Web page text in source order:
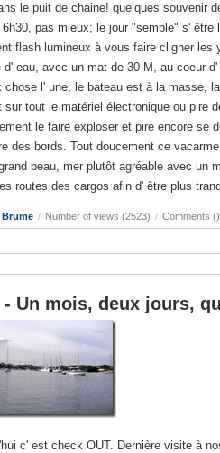
le puit de chaine! quelques souvenir
pas mieux; le jour "semble" s' être
flash lumineux à vous faire cligner
eau, avec un mat de 30 M, au coeur
l' une; le bateau est à la masse,
tout le matériel électronique ou pire
le faire exploser et pire encore se
des bords. Tout doucement ce
beau, mer plutôt agréable avec un
routes des cargos afin d' être plus
Brume / Number of views (2523) / Comments ()
Un mois, deux jours,
c' est check OUT. Dernière visite à